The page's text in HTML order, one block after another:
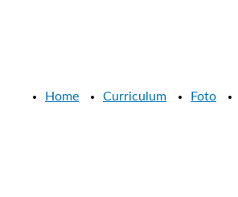
Home Curriculum Foto